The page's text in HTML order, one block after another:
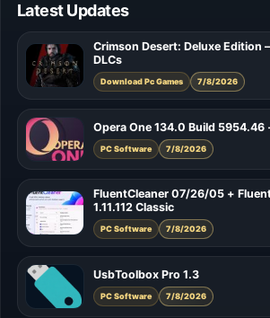
Latest Updates
Crimson Desert: Deluxe Edition
DLCs
Download Pc Games 7/8/2026
Opera One 134.0 Build 5954.46
PC Software 7/8/2026
FluentCleaner 07/26/05 +
1.11.112 Classic
PC Software 7/8/2026
UsbToolbox Pro 1.3
PC Software 7/8/2026